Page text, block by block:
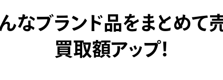
なブランド品をまとめて
買取額アップ！